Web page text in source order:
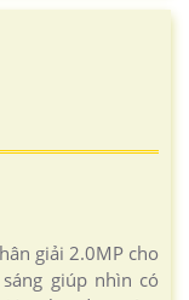
giải 2.0MP cho
giúp nhìn có